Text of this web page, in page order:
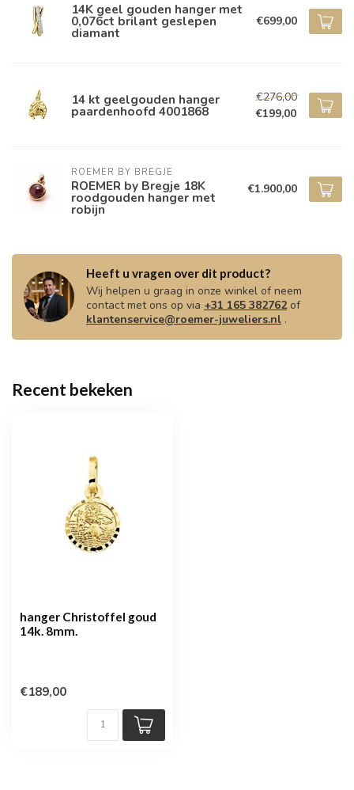
14K geel gouden hanger met
0,076ct brilant geslepen
diamant
€699,00
14 kt geelgouden hanger
paardenhoofd 4001868
€276,00
€199,00
ROEMER BY BREGJE
ROEMER by Bregje 18K
roodgouden hanger met
robijn
€1.900,00
Heeft u vragen over dit product?
Wij helpen u graag in onze winkel of neem
contact met ons op via +31 165 382762of
klantenservice@roemer-juweliers.nl .
Recent bekeken
hanger Christoffel goud
14k. 8mm.
€189,00